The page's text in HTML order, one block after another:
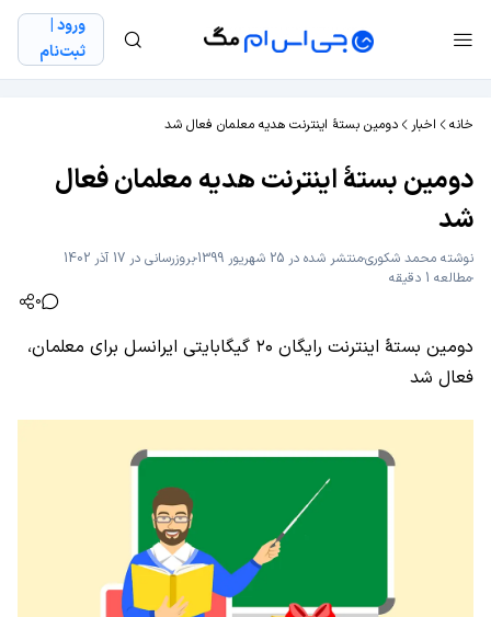
ورود |
ثبت‌نام
خانه اخبار دومین بستۀ اینترنت هدیه معلمان فعال شد
دومین بستۀ اینترنت هدیه معلمان فعال
شد
نوشته محمد شکوریمنتشر شده در 25 شهریور 1399
بروزرسانی در 17 آذر 1402
مطالعه 1 دقیقه
0
دومین بستۀ اینترنت رایگان ۲۰ گیگابایتی ایرانسل برای معلمان،
فعال شد